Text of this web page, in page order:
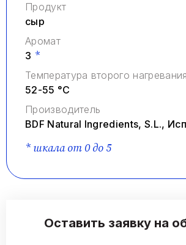
Продукт
сыр
Аромат
3 *
Температура второго нагревания
52-55 °C
Производитель
BDF Natural Ingredients, S.L.,
* шкала от 0 до 5
Оставить заявку на